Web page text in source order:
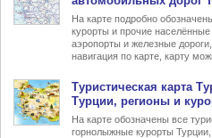
На карте подробно
курорты и прочие населённые
аэропорты и железные
навигация по карте, карту
Туристическая карта
Турции, регионы и
На карте обозначены все
горнолыжные курорты